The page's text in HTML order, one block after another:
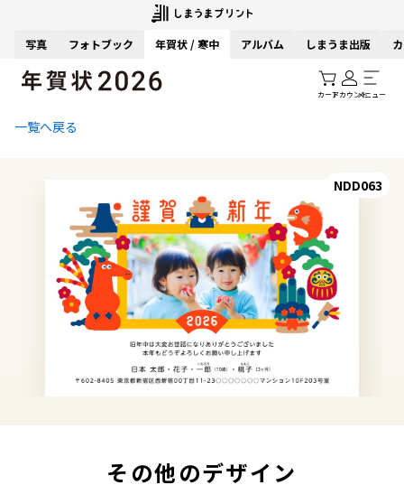
写真 フォトブック 年賀状 / 寒中 アルバム しまうま出版
カートアカウントメニュー
一覧へ戻る
NDD063
その他のデザイン